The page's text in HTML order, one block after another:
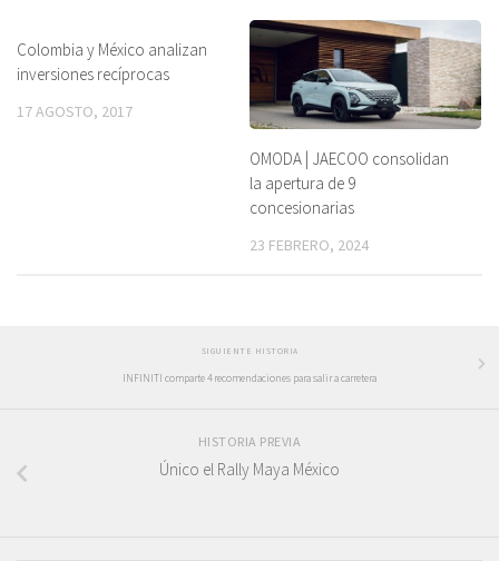
Colombia y México analizan
inversiones recíprocas
17 AGOSTO, 2017
OMODA | JAECOO consolidan
la apertura de 9
concesionarias
23 FEBRERO, 2024
SIGUIENTE HISTORIA
INFINITI comparte 4 recomendaciones para salir a carretera
HISTORIA PREVIA
Único el Rally Maya México